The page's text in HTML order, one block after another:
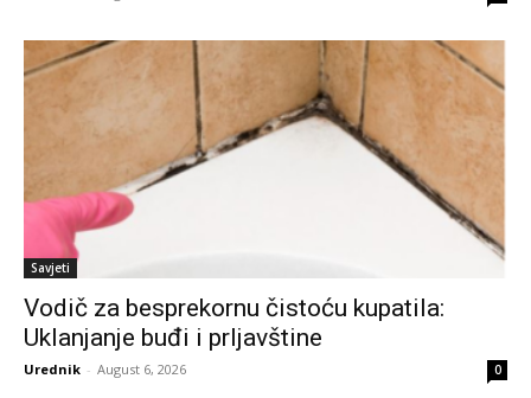
Savjeti
Vodič za besprekornu čistoću kupatila:
Uklanjanje buđi i prljavštine
Urednik - August 6, 2026 0